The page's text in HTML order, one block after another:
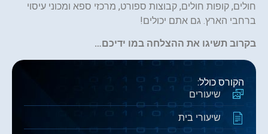
חולים, קופות חולים, קבוצות ספורט, מרכזי ספא ומכוני עיסוי
ברחבי הארץ. גם אתם יכולים!
בקרוב תשיגו את ההצלחה במו ידיכם…
הקורס כולל:
שיעורים
שיעורי בית